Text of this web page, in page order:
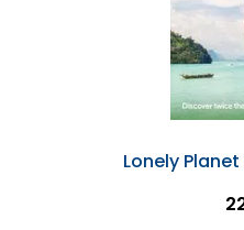
Lonely